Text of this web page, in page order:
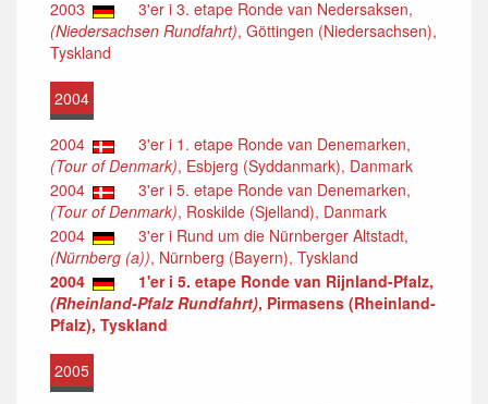
2003
3'er i 3. etape Ronde van Nedersaksen,
(Niedersachsen Rundfahrt), Göttingen (Niedersachsen),
Tyskland
2004
2004
3'er i 1. etape Ronde van Denemarken,
(Tour of Denmark), Esbjerg (Syddanmark), Danmark
2004
3'er i 5. etape Ronde van Denemarken,
(Tour of Denmark), Roskilde (Sjelland), Danmark
2004
3'er i Rund um die Nürnberger Altstadt,
(Nürnberg (a)), Nürnberg (Bayern), Tyskland
2004
1'er i 5. etape Ronde van Rijnland-Pfalz,
(Rheinland-Pfalz Rundfahrt), Pirmasens (Rheinland-
Pfalz), Tyskland
2005